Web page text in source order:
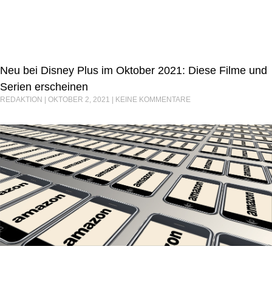
Neu bei Disney Plus im Oktober 2021: Diese Filme und
Serien erscheinen
REDAKTION OKTOBER 2, 2021 KEINE KOMMENTARE